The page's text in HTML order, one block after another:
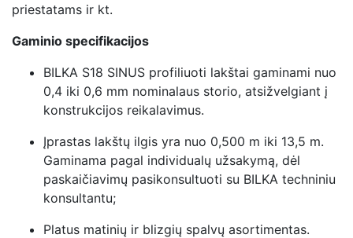
priestatams ir kt.
Gaminio specifikacijos
BILKA S18 SINUS profiliuoti lakštai gaminami nuo
0,4 iki 0,6 mm nominalaus storio, atsižvelgiant į
konstrukcijos reikalavimus.
Įprastas lakštų ilgis yra nuo 0,500 m iki 13,5 m.
Gaminama pagal individualų užsakymą, dėl
paskaičiavimų pasikonsultuoti su BILKA techniniu
konsultantu;
Platus matinių ir blizgių spalvų asortimentas.